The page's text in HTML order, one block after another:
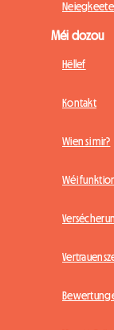
Méi dozou
Hëllef
Kontakt
Wien si mir?
Wéi